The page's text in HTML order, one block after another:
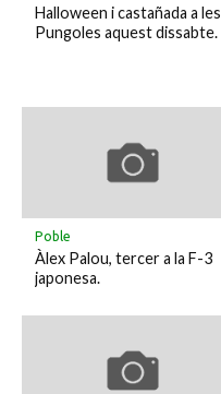
Halloween i castañada a les
Pungoles aquest dissabte.
Poble
Àlex Palou, tercer a la F-3
japonesa.